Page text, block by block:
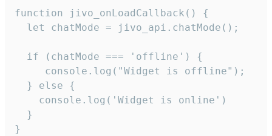
function jivo_onLoadCallback() {
  let chatMode = jivo_api.chatMode();
  if (chatMode === 'offline') {
     console.log("Widget is offline");
  } else {
    console.log('Widget is online')
  }
}